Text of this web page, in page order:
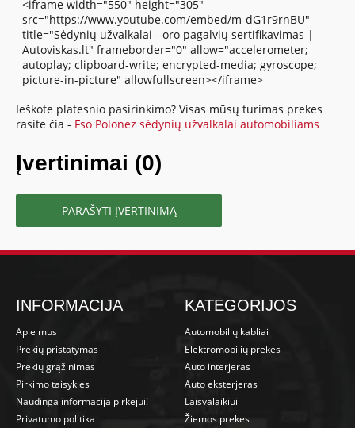
<iframe width="550" height="305"
src="https://www.youtube.com/embed/m-dG1r9rnBU"
title="Sėdynių užvalkalai - oro pagalvių sertifikavimas |
Autoviskas.lt" frameborder="0" allow="accelerometer;
autoplay; clipboard-write; encrypted-media; gyroscope;
picture-in-picture" allowfullscreen></iframe>
Ieškote platesnio pasirinkimo? Visas mūsų turimas prekes
rasite čia - Fso Polonez sėdynių užvalkalai automobiliams
Įvertinimai (0)
PARAŠYTI ĮVERTINIMĄ
INFORMACIJA
Apie mus
Prekių pristatymas
Prekių grąžinimas
Pirkimo taisyklės
Naudinga informacija pirkėjui!
Privatumo politika
KATEGORIJOS
Automobilių kabliai
Elektromobilių prekės
Auto interjeras
Auto eksterjeras
Laisvalaikiui
Žiemos prekės